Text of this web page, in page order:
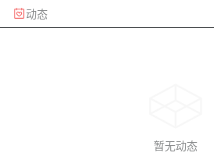
动态
暂无动态